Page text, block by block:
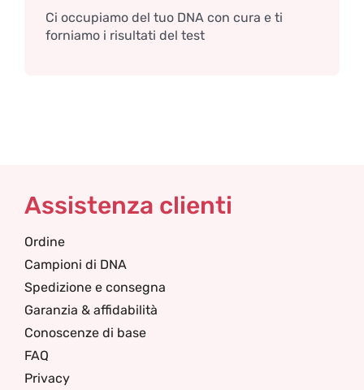
Ci occupiamo del tuo DNA con cura e ti
forniamo i risultati del test
Assistenza clienti
Ordine
Campioni di DNA
Spedizione e consegna
Garanzia & affidabilità
Conoscenze di base
FAQ
Privacy